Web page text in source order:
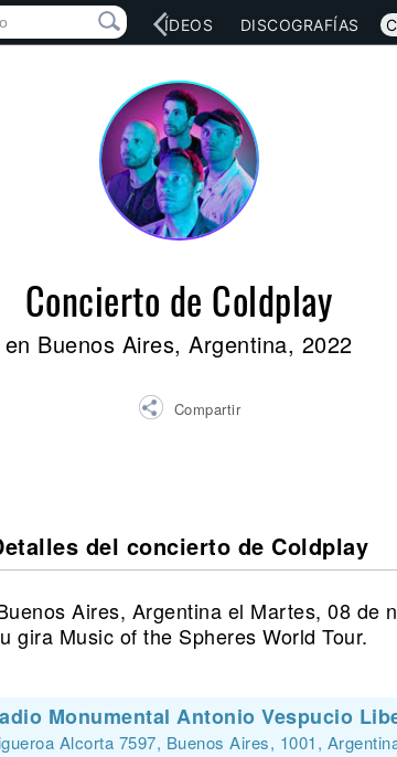
MÚSICA VÍDEOS DISCOGRAFÍAS
Concierto de Coldplay
en Buenos Aires, Argentina, 2022
Compartir
del concierto de Coldplay
Aires, Argentina el Martes, 08 de
gira Music of the Spheres World Tour.
Monumental Antonio Vespucio
Alcorta 7597, Buenos Aires, 1001,